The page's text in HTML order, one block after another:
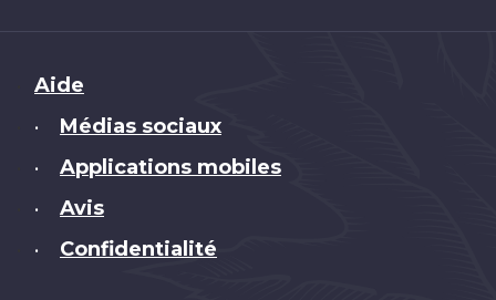
Brand
Aide
• Médias sociaux
• Applications mobiles
• Avis
• Confidentialité